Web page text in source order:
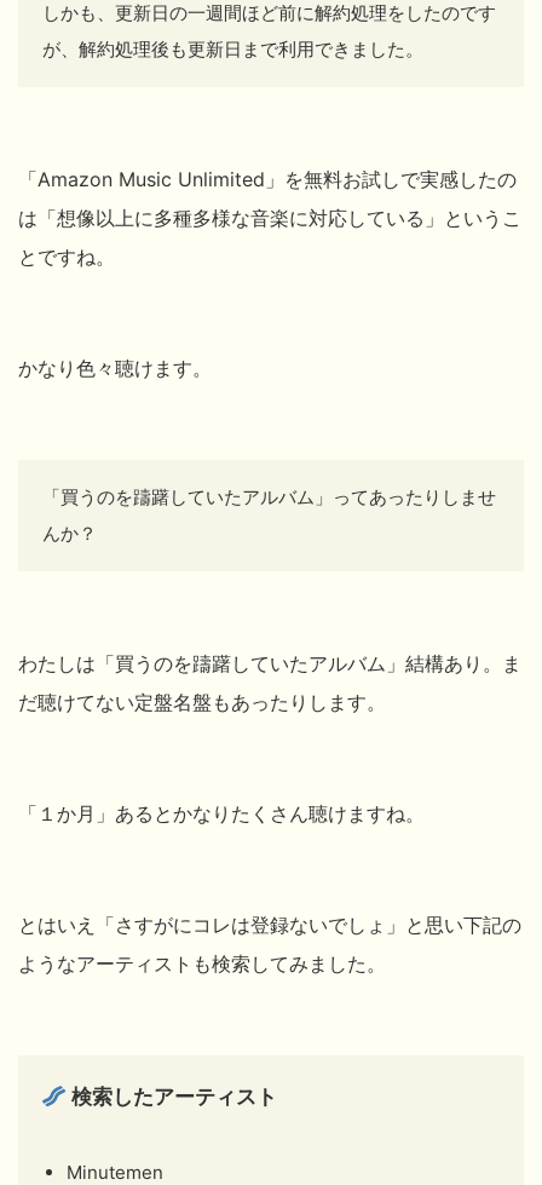
しかも、更新日の一週間ほど前に解約処理をしたのです
が、 解約処理後も更新日まで利用できました。
「Amazon Music Unlimited」を無料お試しで実感したの
は「想像以上に多種多様な音楽に対応している」というこ
とですね。
かなり色々聴けます。
「買うのを躊躇していたアルバム」ってあったりしませ
んか？
わたしは 「買うのを躊躇していたアルバム」結構あり。ま
だ聴けてない定盤名盤もあったりします。
「１か月」あるとかなりたくさん聴けますね。
とはいえ「さすがにコレは登録ないでしょ」と思い下記の
ようなアーティストも検索してみました。
検索したアーティスト
Minutemen